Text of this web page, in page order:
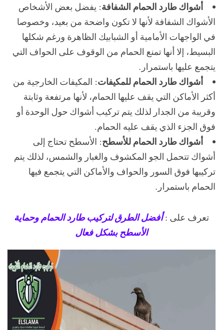
أشواك طارد الحمام الشفافة: يفضل بعض الأشخاص
الأشواك الشفافة لأنها لا تكون واضحة من بعيد، وخصوصا
في الواجهات الأمامية أو الشبابيك الظاهرة ورغم شكلها
البسيط، إلا أنها تمنع الحمام من الوقوف على الحواف التي
يتجمع عليها باستمرار.
أشواك طارد الحمام للمكيفات: المكيفات الخارجية من
أكثر الأماكن التي يقف عليها الحمام، لأنها مرتفعة وثابتة
وقريبة من الجدار لذلك يتم تركيب أشواك حول الوحدة أو
فوق الجزء الذي يقف عليه الحمام.
أشواك طارد الحمام للأسطح: الأسطح تحتاج إلى
أشواك تتحمل الجو المكشوف والغبار والشمس، لذلك يتم
تركيبها فوق السور والحواف والأماكن التي يتجمع فيها
الحمام باستمرار.
تعرف على :أفضل الطرق لتركيب طارد الحمام وحماية
الأسطح بشكل فعال